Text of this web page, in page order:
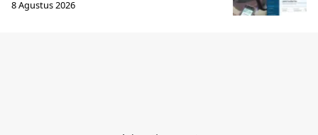
8 Agustus 2026